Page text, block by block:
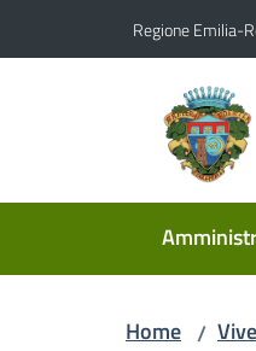
Regione Emilia-
Home /